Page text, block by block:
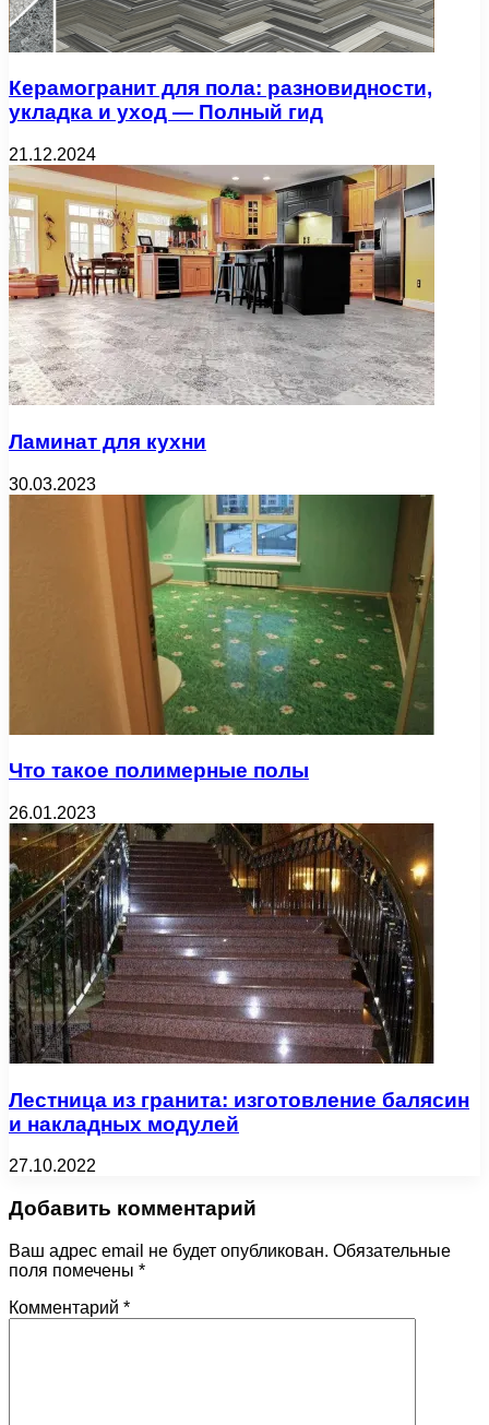
Керамогранит для пола: разновидности,
укладка и уход — Полный гид
21.12.2024
Ламинат для кухни
30.03.2023
Что такое полимерные полы
26.01.2023
Лестница из гранита: изготовление балясин
и накладных модулей
27.10.2022
Добавить комментарий
Ваш адрес email не будет опубликован. Обязательные
поля помечены *
Комментарий *